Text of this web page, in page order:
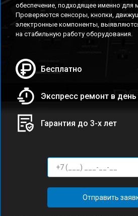
обеспечение, подходящее именно для
Проверяются сенсоры, кнопки,
электронные компоненты,
на стабильную работу оборудования.
Бесплатно
Экспресс ремонт в
Гарантия до 3-х лет
Отправить